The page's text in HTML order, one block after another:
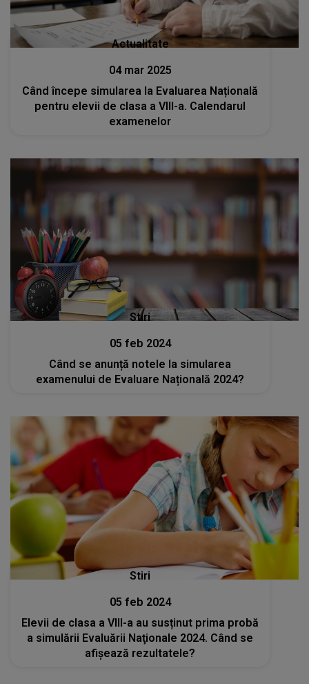
Actualitate
04 mar 2025
Când începe simularea la Evaluarea Națională
pentru elevii de clasa a VIII-a. Calendarul
examenelor
Stiri
05 feb 2024
Când se anunță notele la simularea
examenului de Evaluare Națională 2024?
Stiri
05 feb 2024
Elevii de clasa a VIII-a au susținut prima probă
a simulării Evaluării Naţionale 2024. Când se
afișează rezultatele?